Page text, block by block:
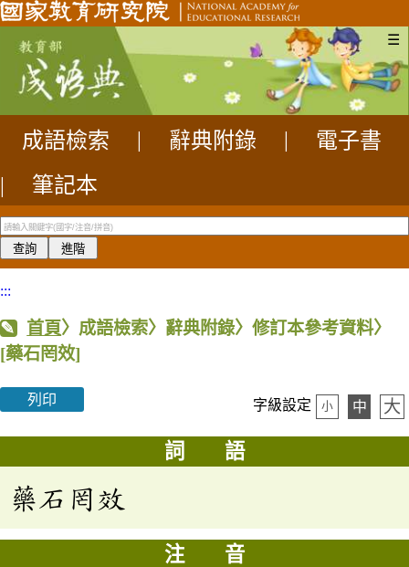
☰
成語檢索 辭典附錄
電子書
|
筆記本
:::
首頁〉成語檢索〉辭典附錄〉修訂本參考資料〉
[藥石罔效]
列印 字級設定 小 中 大
詞 語
藥石罔效
注 音